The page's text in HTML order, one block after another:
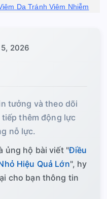
Da Tránh Viêm Nhiễm
2026
tưởng và theo dõi
tiếp thêm động lực
nỗ lực.
ủng hộ bài viết "Điều
Hiệu Quả Lớn", hy
cho bạn thông tin